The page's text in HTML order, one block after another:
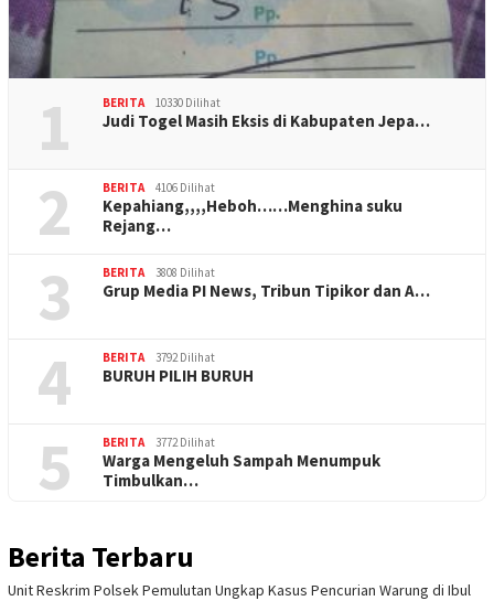
1 BERITA 10330 Dilihat
Judi Togel Masih Eksis di Kabupaten Jepa…
2 BERITA 4106 Dilihat
Kepahiang,,,,Heboh……Menghina suku
Rejang…
3 BERITA 3808 Dilihat
Grup Media PI News, Tribun Tipikor dan A…
4 BERITA 3792 Dilihat
BURUH PILIH BURUH
5 BERITA 3772 Dilihat
Warga Mengeluh Sampah Menumpuk
Timbulkan…
Berita Terbaru
Unit Reskrim Polsek Pemulutan Ungkap Kasus Pencurian Warung di Ibul